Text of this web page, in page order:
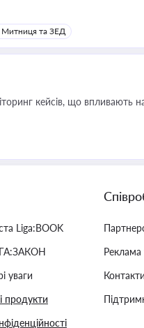
Митниця та ЗЕД
кейсів, що впливають
Liga:BOOK
уваги
продукти
Реклама
Контакти